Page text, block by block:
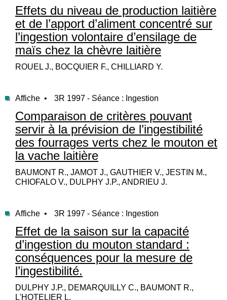
Effets du niveau de production laitière
et de l’apport d’aliment concentré sur
l’ingestion volontaire d’ensilage de
maïs chez la chèvre laitière
ROUEL J., BOCQUIER F., CHILLIARD Y.
Affiche • 3R 1997 - Séance : Ingestion
Comparaison de critères pouvant
servir à la prévision de l’ingestibilité
des fourrages verts chez le mouton et
la vache laitière
BAUMONT R., JAMOT J., GAUTHIER V., JESTIN M.,
CHIOFALO V., DULPHY J.P., ANDRIEU J.
Affiche • 3R 1997 - Séance : Ingestion
Effet de la saison sur la capacité
d’ingestion du mouton standard :
conséquences pour la mesure de
l’ingestibilité.
DULPHY J.P., DEMARQUILLY C., BAUMONT R.,
L'HOTELIER L.